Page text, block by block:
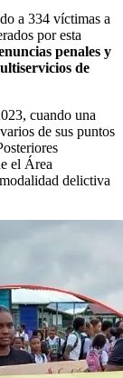
a 334 víctimas a
por esta
penales y
de
cuando una
de sus puntos
el Área
delictiva